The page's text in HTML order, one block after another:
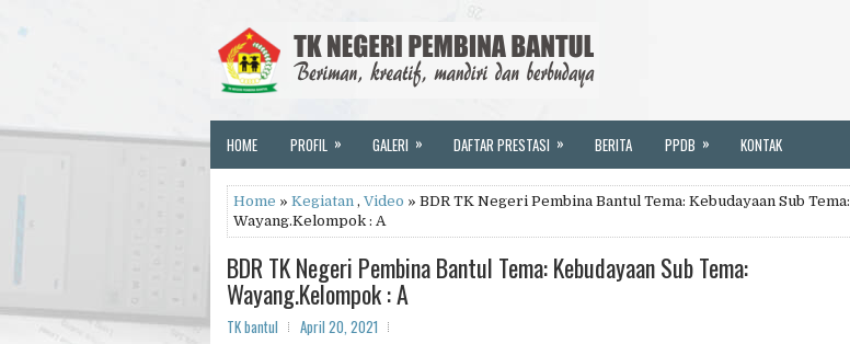
HOME PROFIL » GALERI » DAFTAR PRESTASI » BERITA PPDB » KONTAK
Home » Kegiatan , Video » BDR TK Negeri Pembina Bantul Tema: Kebudayaan Sub Tema:
Wayang.Kelompok : A
BDR TK Negeri Pembina Bantul Tema: Kebudayaan Sub Tema:
Wayang.Kelompok : A
TK bantul April 20, 2021